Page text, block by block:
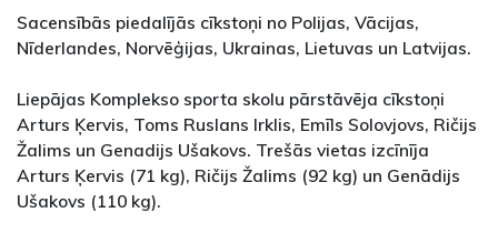
Sacensībās piedalījās cīkstoņi no Polijas, Vācijas,
Nīderlandes, Norvēģijas, Ukrainas, Lietuvas un Latvijas.
Liepājas Komplekso sporta skolu pārstāvēja cīkstoņi
Arturs Ķervis, Toms Ruslans Irklis, Emīls Solovjovs, Ričijs
Žalims un Genadijs Ušakovs. Trešās vietas izcīnīja
Arturs Ķervis (71 kg), Ričijs Žalims (92 kg) un Genādijs
Ušakovs (110 kg).